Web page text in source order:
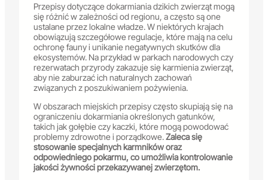
Przepisy dotyczące dokarmiania dzikich zwierząt mogą
się różnić w zależności od regionu, a często są one
ustalane przez lokalne władze. W niektórych krajach
obowiązują szczegółowe regulacje, które mają na celu
ochronę fauny i unikanie negatywnych skutków dla
ekosystemów. Na przykład w parkach narodowych czy
rezerwatach przyrody zakazuje się karmienia zwierząt,
aby nie zaburzać ich naturalnych zachowań
związanych z poszukiwaniem pożywienia.
W obszarach miejskich przepisy często skupiają się na
ograniczeniu dokarmiania określonych gatunków,
takich jak gołębie czy kaczki, które mogą powodować
problemy zdrowotne i porządkowe.Zaleca się
stosowanie specjalnych karmników oraz
odpowiedniego pokarmu, co umożliwia kontrolowanie
jakości żywności przekazywanej zwierzętom.